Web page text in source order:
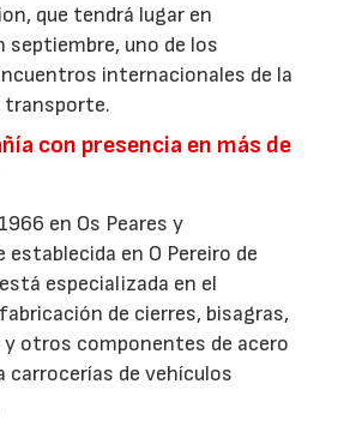
que tendrá lugar en
septiembre, uno de los
internacionales de la
transporte.
con presencia en más de
en Os Peares y
en O Pereiro de
especializada en el
de cierres, bisagras,
otros componentes de acero
carrocerías de vehículos